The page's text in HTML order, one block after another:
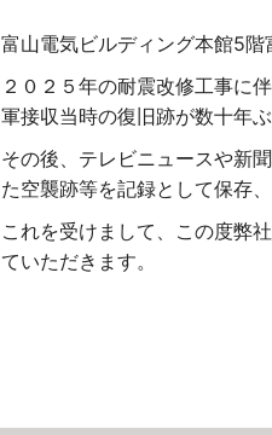
富山電気ビルディング本館5階
２０２５年の耐震改修工事に
軍接収当時の復旧跡が数十年
その後、テレビニュースや新
た空襲跡等を記録として保存
これを受けまして、この度弊
ていただきます。